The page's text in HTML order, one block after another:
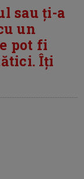
sau ți-a
un
pot fi
Îți